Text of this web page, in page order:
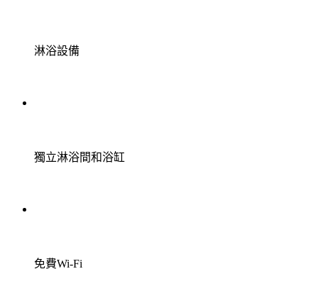
淋浴設備
獨立淋浴間和浴缸
免費Wi-Fi